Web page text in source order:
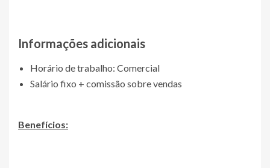
Informações adicionais
Horário de trabalho: Comercial
Salário fixo + comissão sobre vendas
Benefícios: